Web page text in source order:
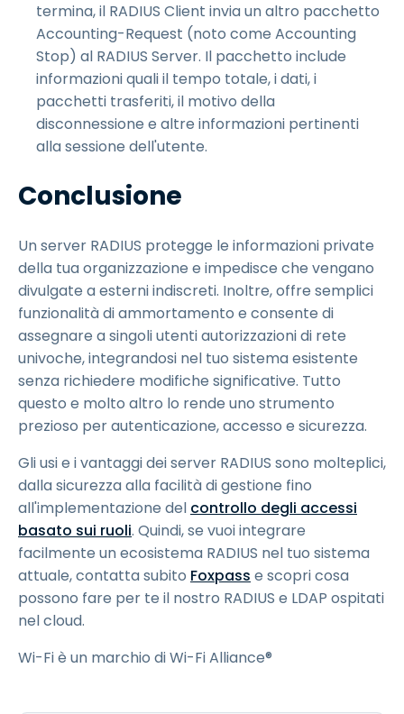
termina, il RADIUS Client invia un altro pacchetto
Accounting-Request (noto come Accounting
Stop) al RADIUS Server. Il pacchetto include
informazioni quali il tempo totale, i dati, i
pacchetti trasferiti, il motivo della
disconnessione e altre informazioni pertinenti
alla sessione dell'utente.
Conclusione
Un server RADIUS protegge le informazioni private
della tua organizzazione e impedisce che vengano
divulgate a esterni indiscreti. Inoltre, offre semplici
funzionalità di ammortamento e consente di
assegnare a singoli utenti autorizzazioni di rete
univoche, integrandosi nel tuo sistema esistente
senza richiedere modifiche significative. Tutto
questo e molto altro lo rende uno strumento
prezioso per autenticazione, accesso e sicurezza.
Gli usi e i vantaggi dei server RADIUS sono molteplici,
dalla sicurezza alla facilità di gestione fino
all'implementazione del controllo degli accessi
basato sui ruoli. Quindi, se vuoi integrare
facilmente un ecosistema RADIUS nel tuo sistema
attuale, contatta subito Foxpass e scopri cosa
possono fare per te il nostro RADIUS e LDAP ospitati
nel cloud.
Wi-Fi è un marchio di Wi-Fi Alliance®